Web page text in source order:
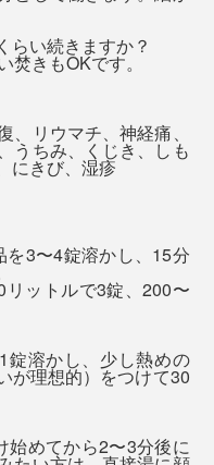
までホッカホカ。いつ
地よさを感じると思
なら、オトクだと思い
みてください。
なっても、浴槽の底
ので、15分以上経っ
ったりといった暑苦
らい続きますか？
きもOKです。
リウマチ、神経痛、
うちみ、くじき、しも
にきび、湿疹
3〜4錠溶かし、15分
リットルで3錠、200〜
錠溶かし、少し熱めの
が理想的）をつけて30
始めてから2〜3分後に